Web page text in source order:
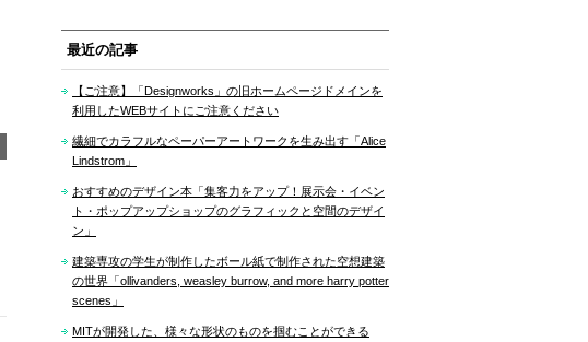
最近の記事
【ご注意】「Designworks」の旧ホームページドメインを
利用したWEBサイトにご注意ください
繊細でカラフルなペーパーアートワークを生み出す「Alice
Lindstrom」
おすすめのデザイン本「集客力をアップ！展示会・イベン
ト・ポップアップショップのグラフィックと空間のデザイ
ン」
建築専攻の学生が制作したボール紙で制作された空想建築
の世界「ollivanders, weasley burrow, and more harry potter
scenes」
MITが開発した、様々な形状のものを掴むことができる